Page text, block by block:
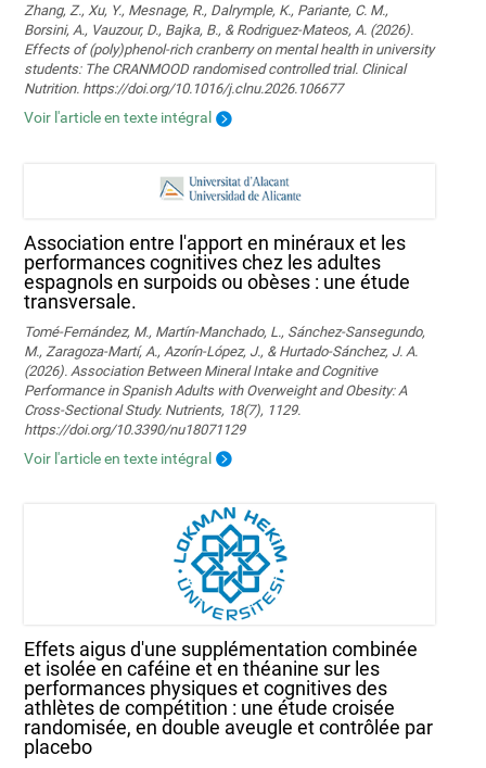
Zhang, Z., Xu, Y., Mesnage, R., Dalrymple, K., Pariante, C. M.,
Borsini, A., Vauzour, D., Bajka, B., & Rodriguez-Mateos, A. (2026).
Effects of (poly)phenol-rich cranberry on mental health in university
students: The CRANMOOD randomised controlled trial. Clinical
Nutrition. https://doi.org/10.1016/j.clnu.2026.106677
Voir l'article en texte intégral
Association entre l'apport en minéraux et les
performances cognitives chez les adultes
espagnols en surpoids ou obèses : une étude
transversale.
Tomé-Fernández, M., Martín-Manchado, L., Sánchez-Sansegundo,
M., Zaragoza-Martí, A., Azorín-López, J., & Hurtado-Sánchez, J. A.
(2026). Association Between Mineral Intake and Cognitive
Performance in Spanish Adults with Overweight and Obesity: A
Cross-Sectional Study. Nutrients, 18(7), 1129.
https://doi.org/10.3390/nu18071129
Voir l'article en texte intégral
Effets aigus d'une supplémentation combinée
et isolée en caféine et en théanine sur les
performances physiques et cognitives des
athlètes de compétition : une étude croisée
randomisée, en double aveugle et contrôlée par
placebo